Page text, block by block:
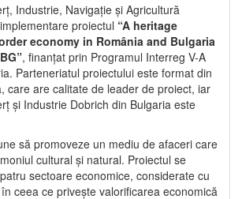
Industrie, Navigație și Agricultură
proiectul “A heritage
economy in România and Bulgaria
, finanțat prin Programul Interreg V-A
Parteneriatul proiectului este format din
care are calitate de leader de proiect, iar
și Industrie Dobrich din Bulgaria este
să promoveze un mediu de afaceri care
cultural și natural. Proiectul se
sectoare economice, considerate cu
ceea ce privește valorificarea economică